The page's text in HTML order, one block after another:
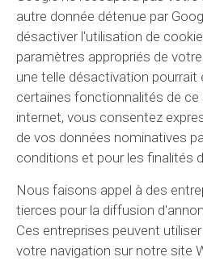
autre donnée détenue par
désactiver l'utilisation de
paramètres appropriés de
une telle désactivation pourrait
certaines fonctionnalités de
internet, vous consentez
de vos données nominatives
conditions et pour les finalités
Nous faisons appel à des
tierces pour la diffusion
Ces entreprises peuvent
votre navigation sur notre site